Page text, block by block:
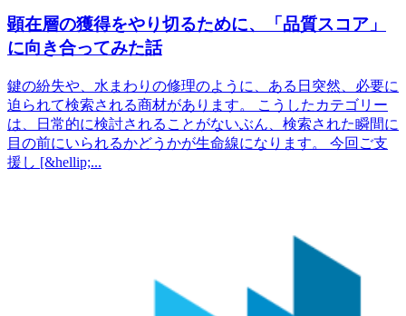
顕在層の獲得をやり切るために、「品質スコア」
に向き合ってみた話
鍵の紛失や、水まわりの修理のように、ある日突然、必要に
迫られて検索される商材があります。 こうしたカテゴリー
は、日常的に検討されることがないぶん、検索された瞬間に
目の前にいられるかどうかが生命線になります。 今回ご支
援し [&hellip;...